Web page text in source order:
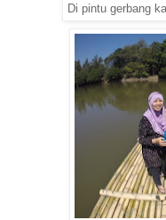
Di pintu gerbang